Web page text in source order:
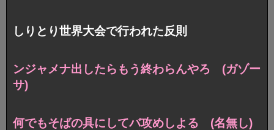
しりとり世界大会で行われた反則
ンジャメナ出したらもう終わらんやろ (ガゾー
サ)
何でもそばの具にしてバ攻めしよる (名無し)